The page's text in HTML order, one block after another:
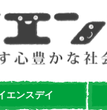
エンスデイ